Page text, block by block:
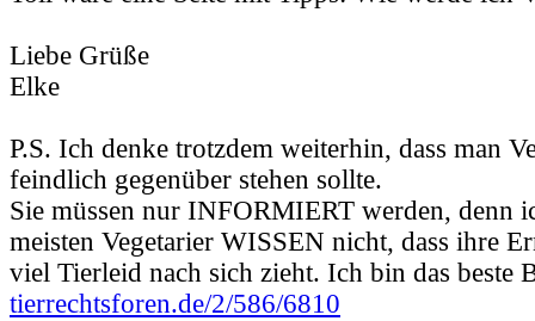
Liebe Grüße
Elke
P.S. Ich denke trotzdem weiterhin, dass man
feindlich gegenüber stehen sollte.
Sie müssen nur INFORMIERT werden, denn
meisten Vegetarier WISSEN nicht, dass ihre
viel Tierleid nach sich zieht. Ich bin das beste
tierrechtsforen.de/2/586/6810